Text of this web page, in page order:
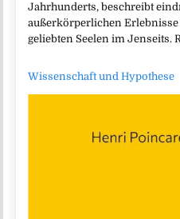
Jahrhunderts, beschreibt
außerkörperlichen
geliebten Seelen im Jenseits.
Wissenschaft und Hypothese